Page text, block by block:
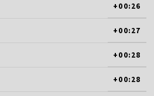
+00:26
+00:27
+00:28
+00:28